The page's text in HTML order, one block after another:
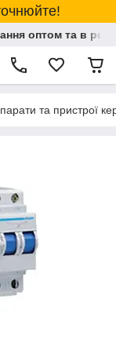
оптом та в
та пристрої